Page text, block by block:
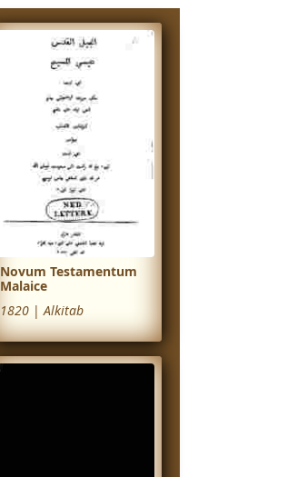
Novum Testamentum
Malaice
1820 |Alkitab